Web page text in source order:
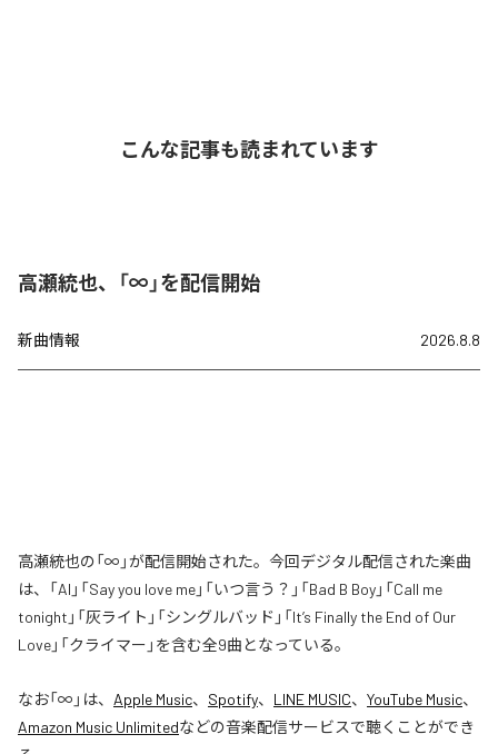
こんな記事も読まれています
高瀬統也、「∞」を配信開始
新曲情報 2026.8.8
高瀬統也の「∞」が配信開始された。今回デジタル配信された楽曲
は、「AI」「Say you love me」「いつ言う？」「Bad B Boy」「Call me
tonight」「灰ライト」「シングルバッド」「It’s Finally the End of Our
Love」「クライマー」を含む全9曲となっている。
なお「∞ 」は、 Apple Music、 Spotify、 LINE MUSIC、 YouTube Music、
Amazon Music Unlimitedなどの音楽配信サービスで聴くことができ